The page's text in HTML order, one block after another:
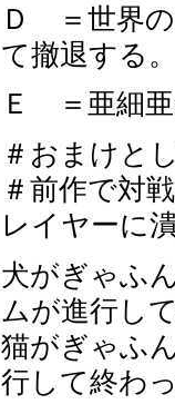
Ｄ ＝世界の
て撤退する
Ｅ ＝亜細
＃おまけと
＃前作で対
レイヤーに
犬がぎゃふ
ムが進行し
猫がぎゃふ
行して終わっ